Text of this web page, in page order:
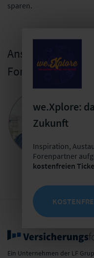
sparen.
Ansprechpartner
Forenpartnerschaft
we.Xplore:
Zukunft
Inspiration,
Forenpartner
kostenfreien
Ein Unternehmen der LF